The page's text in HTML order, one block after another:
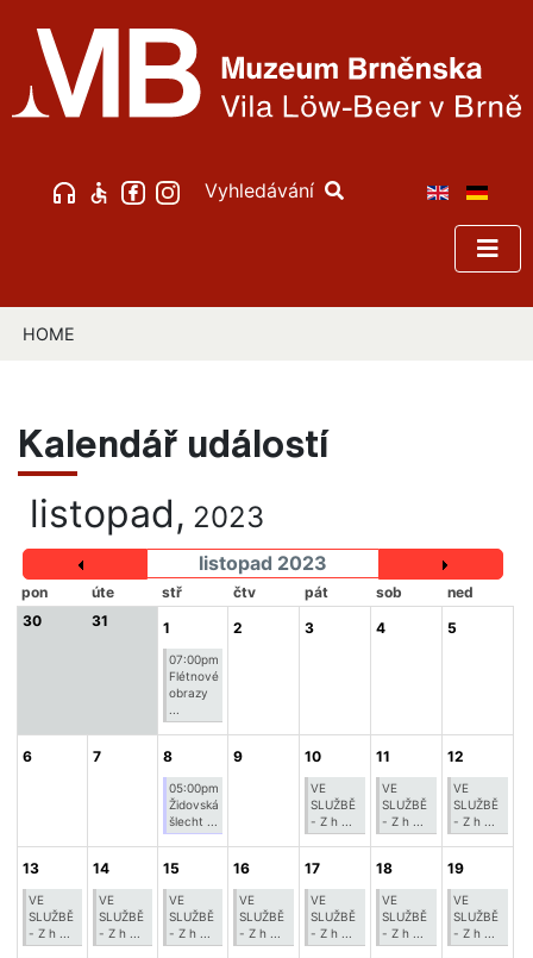
Vyhledávání
HOME
Kalendář událostí
listopad, 2023
listopad 2023
pon úte stř čtv pát sob
ned
30
31 1
07:00pm
Flétnové
obrazy
2 3 4 5
6 7 8
05:00pm
Židovská
šlecht ...
9 10
VE
SLUŽBĚ
- Z h ...
11
VE
SLUŽBĚ
- Z h ...
12
VE
SLUŽBĚ
- Z h ...
13
VE
SLUŽBĚ
- Z h ...
14
VE
SLUŽBĚ
- Z h ...
15
VE
SLUŽBĚ
- Z h ...
16
VE
SLUŽBĚ
- Z h ...
17
VE
SLUŽBĚ
- Z h ...
18
VE
SLUŽBĚ
- Z h ...
19
VE
SLUŽBĚ
- Z h ...